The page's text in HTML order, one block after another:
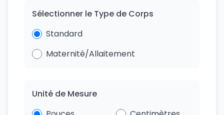
Sélectionner le Type de Corps
Standard
Maternité/Allaitement
Unité de Mesure